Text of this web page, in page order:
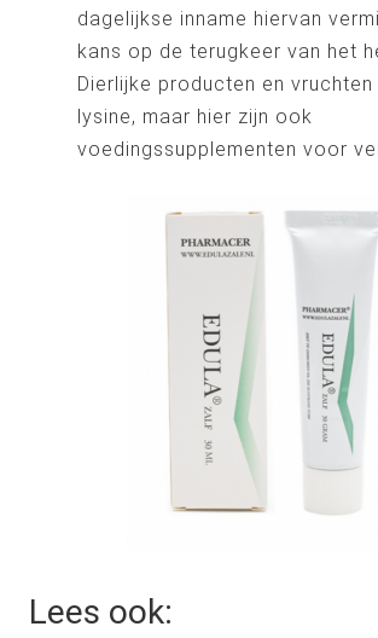
dagelijkse inname hiervan
kans op de terugkeer van het
Dierlijke producten en vruchten
lysine, maar hier zijn ook
voedingssupplementen voor
Lees ook: